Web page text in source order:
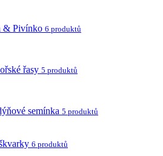
& Pivínko 6 produktů
řasy 5 produktů
semínka 5 produktů
6 produktů